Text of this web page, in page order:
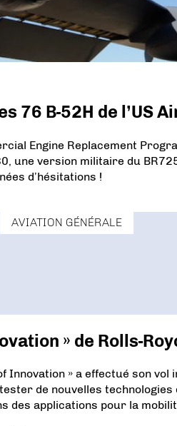
76 B-52H de l’US
Engine Replacement
une version militaire du
d’hésitations !
AVIATION GÉNÉRALE
» de Rolls-
Innovation » a effectué son
de nouvelles
des applications pour la